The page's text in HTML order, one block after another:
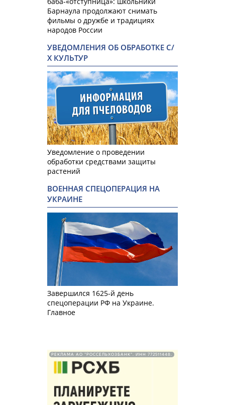
Барнаула продолжают снимать
фильмы о дружбе и традициях
народов России
УВЕДОМЛЕНИЯ ОБ ОБРАБОТКЕ С/
Х КУЛЬТУР
Уведомление о проведении
обработки средствами защиты
растений
ВОЕННАЯ СПЕЦОПЕРАЦИЯ НА
УКРАИНЕ
Завершился 1625-й день
спецоперации РФ на Украине.
Главное
РЕКЛАМА АО "РОССЕЛЬХОЗБАНК". ИНН 772511448.